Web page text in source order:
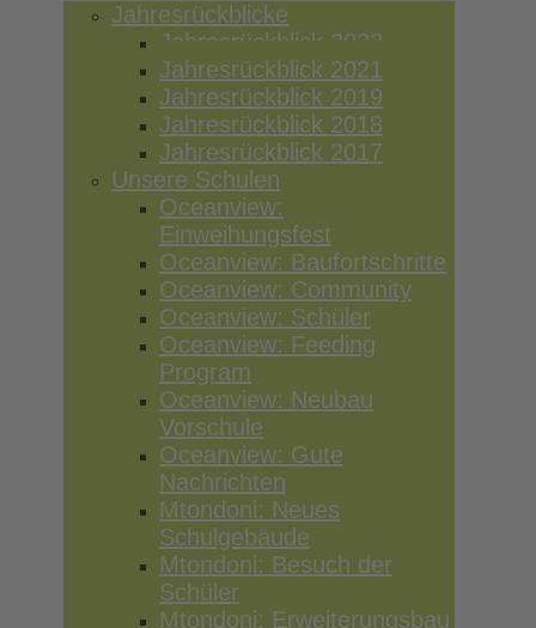
Jahresrückblicke
Jahresrückblick 2022
Jahresrückblick 2021
Jahresrückblick 2019
Jahresrückblick 2018
Jahresrückblick 2017
Unsere Schulen
Oceanview:
Einweihungsfest
Oceanview: Baufortschritte
Oceanview: Community
Oceanview: Schüler
Oceanview: Feeding
Program
Oceanview: Neubau
Vorschule
Oceanview: Gute
Nachrichten
Mtondoni: Neues
Schulgebäude
Mtondoni: Besuch der
Schüler
Mtondoni: Erweiterungsbau